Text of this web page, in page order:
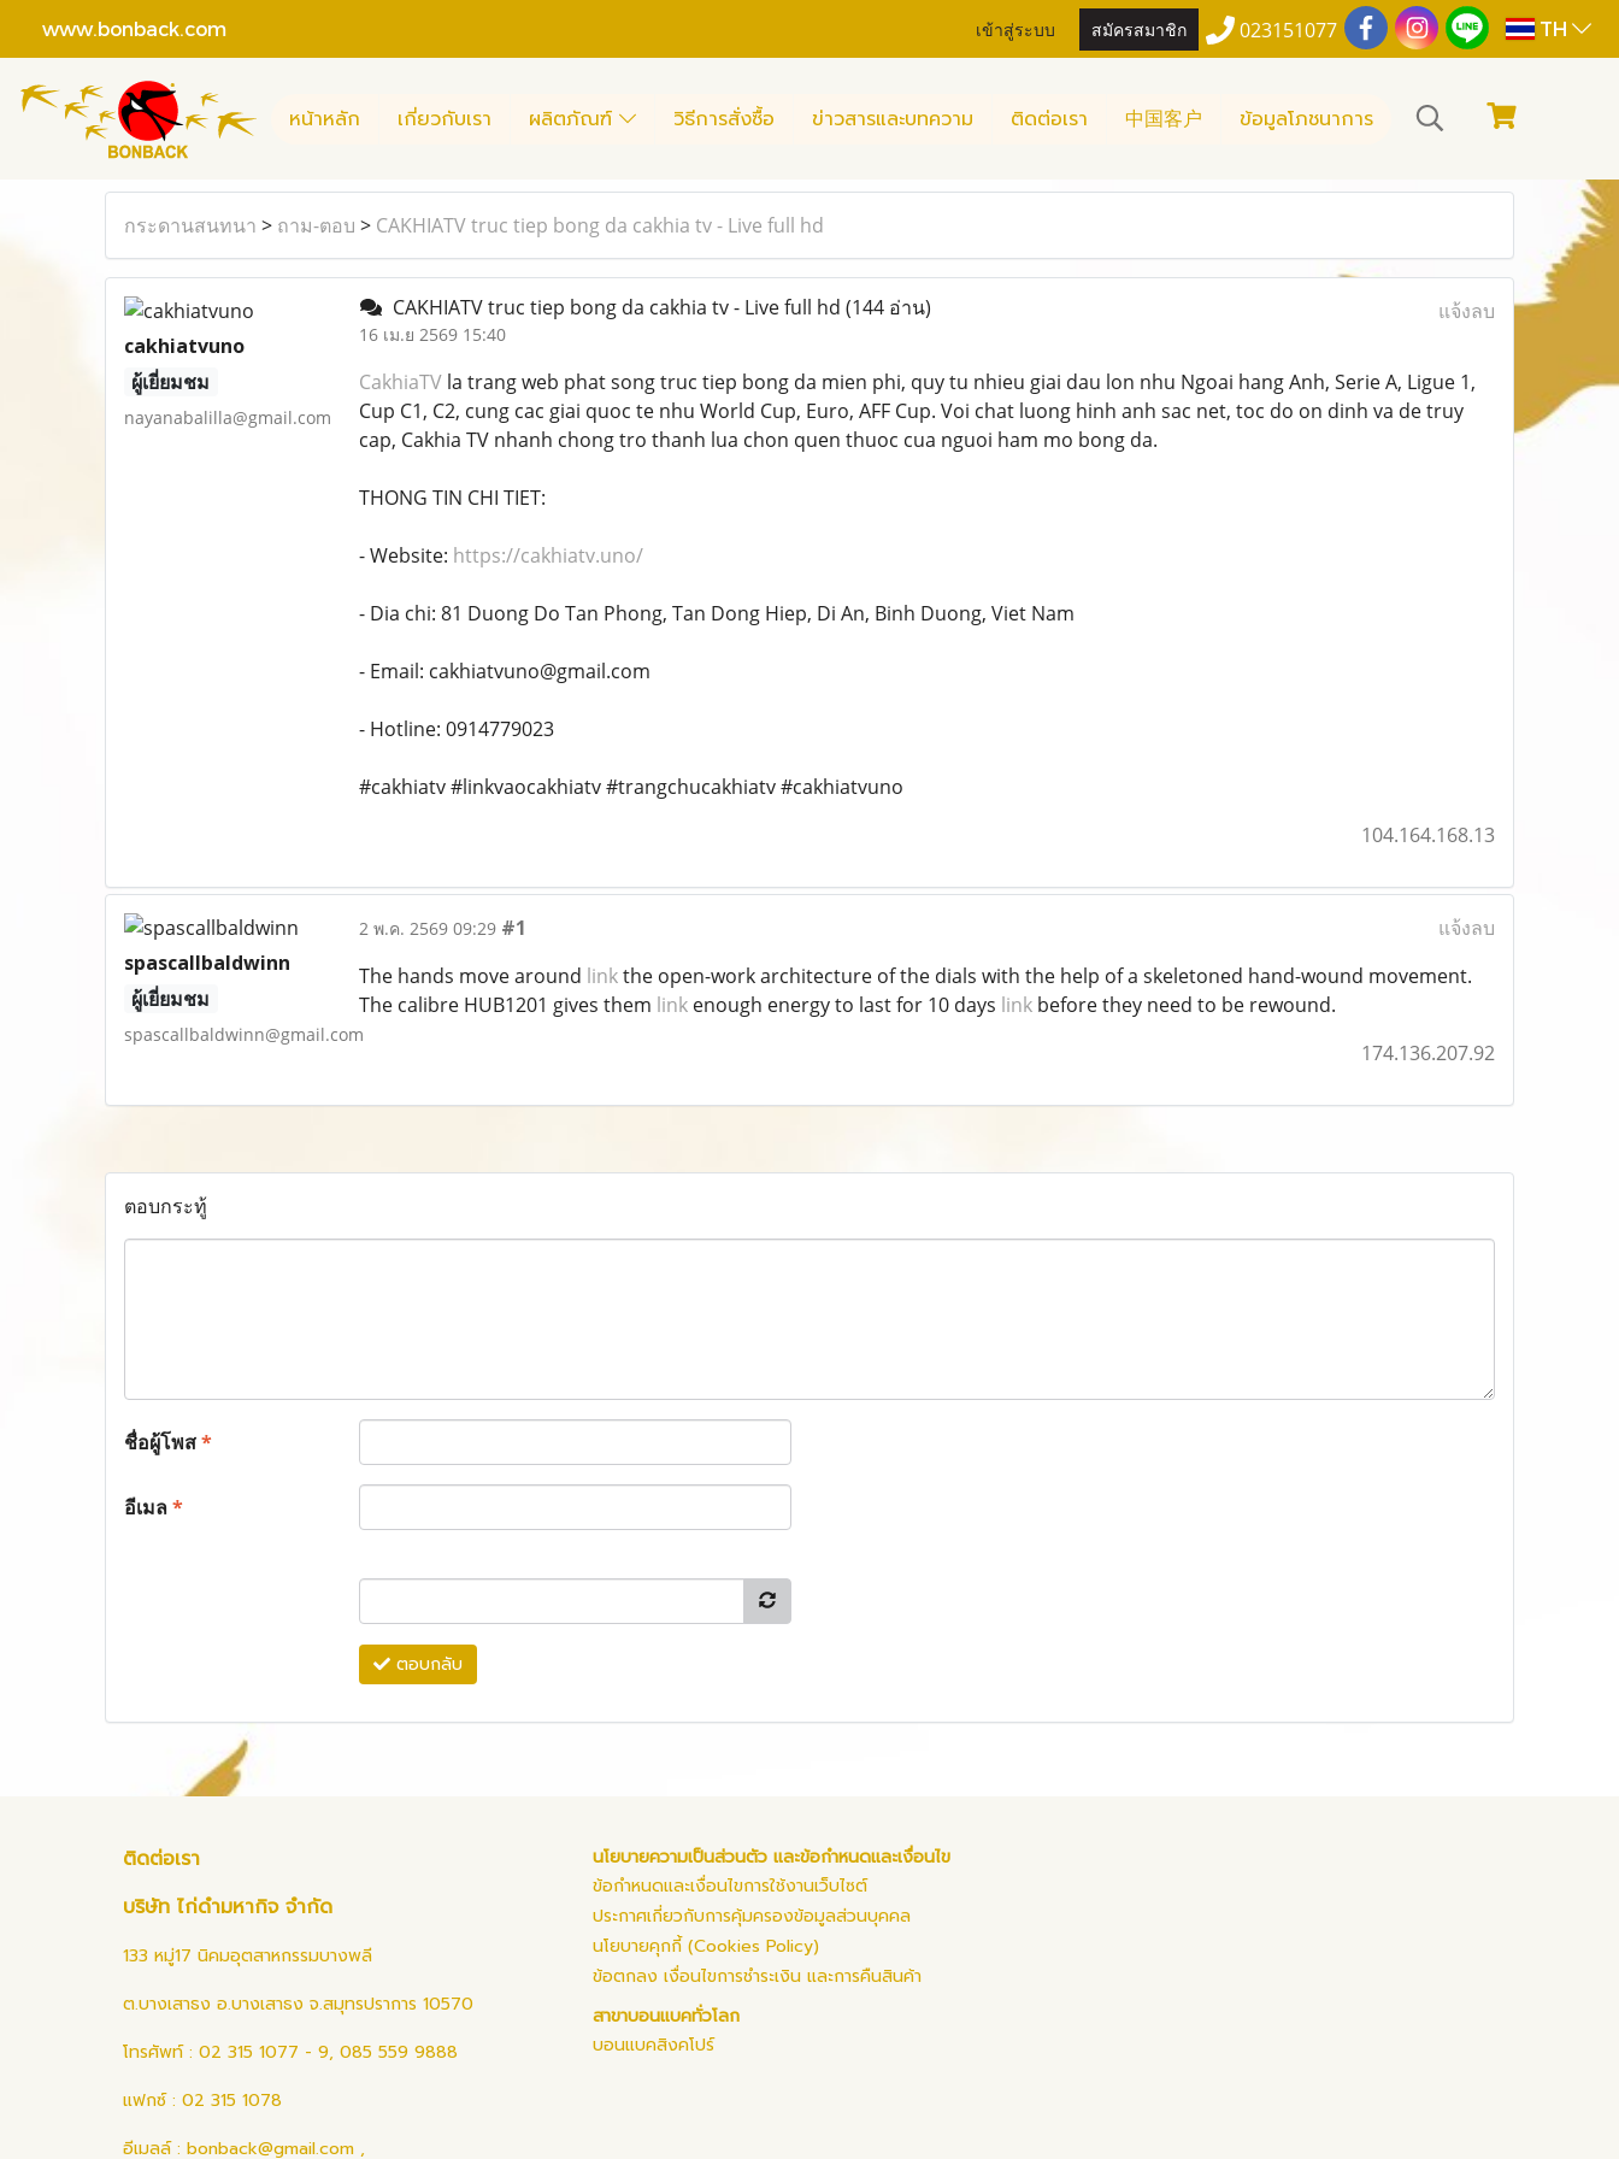
www.bonback.com เข้าสู่ระบบ สมัครสมาชิก 023151077 TH
หน้าหลัก เกี่ยวกับเรา ผลิตภัณฑ์ วิธีการสั่งซื้อ ข่าวสารและบทความ ติดต่อเรา 中国客户 ข้อมูลโภชนาการ
กระดานสนทนา > ถาม-ตอบ > CAKHIATV truc tiep bong da cakhia tv - Live full hd
cakhiatvuno
ผู้เยี่ยมชม
nayanabalilla@gmail.com
CAKHIATV truc tiep bong da cakhia tv - Live full hd (144 อ่าน)
16 เม.ย 2569 15:40
แจ้งลบ
CakhiaTVla trang web phat song truc tiep bong da mien phi, quy tu nhieu giai dau lon nhu Ngoai hang Anh, Serie A, Ligue 1,
Cup C1, C2, cung cac giai quoc te nhu World Cup, Euro, AFF Cup. Voi chat luong hinh anh sac net, toc do on dinh va de truy
cap, Cakhia TV nhanh chong tro thanh lua chon quen thuoc cua nguoi ham mo bong da.
THONG TIN CHI TIET:
- Website: https://cakhiatv.uno/
- Dia chi: 81 Duong Do Tan Phong, Tan Dong Hiep, Di An, Binh Duong, Viet Nam
- Email: cakhiatvuno@gmail.com
- Hotline: 0914779023
#cakhiatv #linkvaocakhiatv #trangchucakhiatv #cakhiatvuno
104.164.168.13
spascallbaldwinn
ผู้เยี่ยมชม
spascallbaldwinn@gmail.com
2 พ.ค. 2569 09:29 #1
แจ้งลบ
The hands move around linkthe open-work architecture of the dials with the help of a skeletoned hand-wound movement.
The calibre HUB1201 gives them linkenough energy to last for 10 days linkbefore they need to be rewound.
174.136.207.92
ตอบกระทู้
ชื่อผู้โพส*
อีเมล*
ตอบกลับ
ติดต่อเรา
บริษัท ไก่ดำมหากิจ จำกัด
133 หมู่17 นิคมอุตสาหกรรมบางพลี
ต.บางเสาธง อ.บางเสาธง จ.สมุทรปราการ 10570
โทรศัพท์ : 02 315 1077 - 9, 085 559 9888
แฟกซ์ : 02 315 1078
อีเมลล์ : bonback@gmail.com ,
นโยบายความเป็นส่วนตัว และข้อกำหนดและเงื่อนไข
ข้อกำหนดและเงื่อนไขการใช้งานเว็บไซต์
ประกาศเกี่ยวกับการคุ้มครองข้อมูลส่วนบุคคล
นโยบายคุกกี้ (Cookies Policy)
ข้อตกลง เงื่อนไขการชำระเงิน และการคืนสินค้า
สาขาบอนแบคทั่วโลก
บอนแบคสิงคโปร์